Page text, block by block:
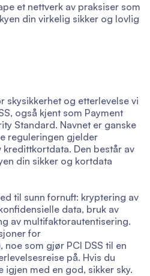
et nettverk av praksiser som
din virkelig sikker og lovlig
skysikkerhet og etterlevelse vi
også kjent som Payment
Standard. Navnet er ganske
reguleringen gjelder
Den består av
din sikker og kortdata
til sunn fornuft: kryptering av
data, bruk av
av multifaktorautentisering.
for
noe som gjør PCI DSS til en
på. Hvis du
igjen med en god, sikker sky.